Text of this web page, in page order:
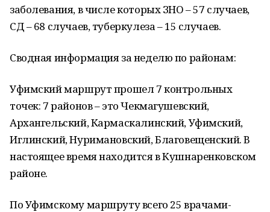
заболевания, в числе которых ЗНО – 57 случаев,
СД – 68 случаев, туберкулеза – 15 случаев.
Сводная информация за неделю по районам:
Уфимский маршрут прошел 7 контрольных
точек: 7 районов – это Чекмагушевский,
Архангельский, Кармаскалинский, Уфимский,
Иглинский, Нуримановский, Благовещенский. В
настоящее время находится в Кушнаренковском
районе.
По Уфимскому маршруту всего 25 врачами-